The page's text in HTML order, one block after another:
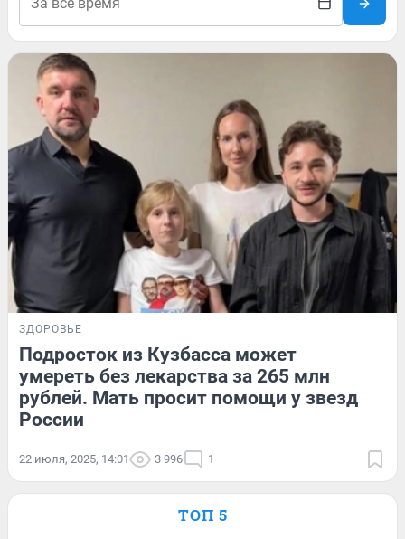
ЗДОРОВЬЕ
Подросток из Кузбасса может
умереть без лекарства за 265 млн
рублей. Мать просит помощи у звезд
России
22 июля, 2025, 14:01 3 996 1
ТОП 5